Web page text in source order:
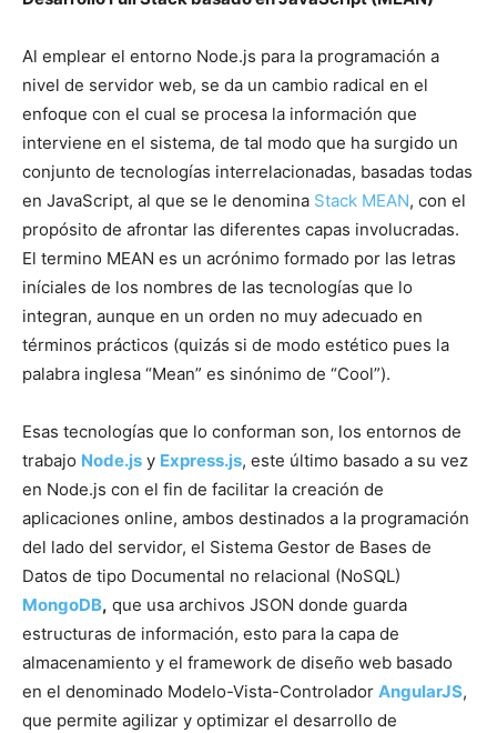
Al emplear el entorno Node.js para la programación a
nivel de servidor web, se da un cambio radical en el
enfoque con el cual se procesa la información que
interviene en el sistema, de tal modo que ha surgido un
conjunto de tecnologías interrelacionadas, basadas todas
en JavaScript, al que se le denomina Stack MEAN, con el
propósito de afrontar las diferentes capas involucradas.
El termino MEAN es un acrónimo formado por las letras
iníciales de los nombres de las tecnologías que lo
integran, aunque en un orden no muy adecuado en
términos prácticos (quizás si de modo estético pues la
palabra inglesa “Mean” es sinónimo de “Cool”).
Esas tecnologías que lo conforman son, los entornos de
trabajo Node.js y Express.js, este último basado a su vez
en Node.js con el fin de facilitar la creación de
aplicaciones online, ambos destinados a la programación
del lado del servidor, el Sistema Gestor de Bases de
Datos de tipo Documental no relacional (NoSQL)
MongoDB, que usa archivos JSON donde guarda
estructuras de información, esto para la capa de
almacenamiento y el framework de diseño web basado
en el denominado Modelo-Vista-Controlador AngularJS,
que permite agilizar y optimizar el desarrollo de